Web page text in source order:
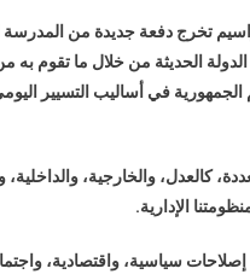
تخرج دفعة جديدة من المدرسة
الحديثة من خلال ما تقوم به
في أساليب التسيير
كالعدل، والخارجية، والداخلية،
الإدارية.
سياسية، واقتصادية،